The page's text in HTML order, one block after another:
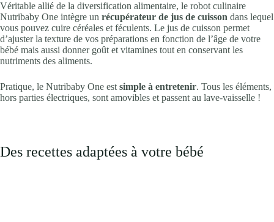
Véritable allié de la diversification alimentaire, le robot culinaire
Nutribaby One intègre un récupérateur de jus de cuisson dans lequel
vous pouvez cuire céréales et féculents. Le jus de cuisson permet
d’ajuster la texture de vos préparations en fonction de l’âge de votre
bébé mais aussi donner goût et vitamines tout en conservant les
nutriments des aliments.
Pratique, le Nutribaby One estsimple à entretenir. Tous les éléments,
hors parties électriques, sont amovibles et passent au lave-vaisselle !
Des recettes adaptées à votre bébé